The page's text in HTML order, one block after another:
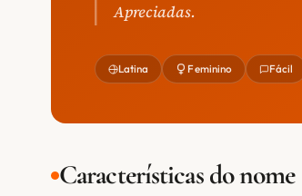
Apreciadas.
Latina Feminino Fácil
Características do nome